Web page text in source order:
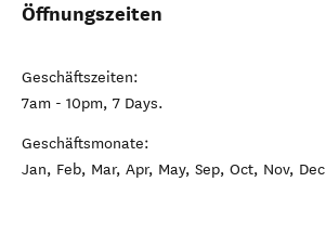
Öffnungszeiten
Geschäftszeiten:
7am - 10pm, 7 Days.
Geschäftsmonate:
Jan, Feb, Mar, Apr, May, Sep, Oct, Nov, Dec